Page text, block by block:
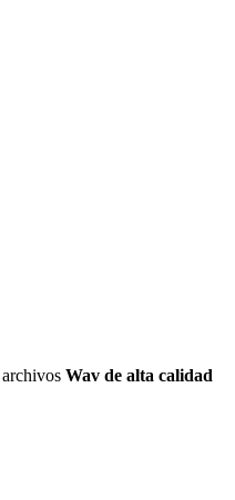
Wav de alta calidad